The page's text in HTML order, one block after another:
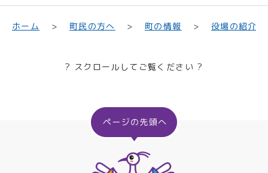
ホーム 町民の方へ 町の情報 役場の紹介
? スクロールしてご覧ください ?